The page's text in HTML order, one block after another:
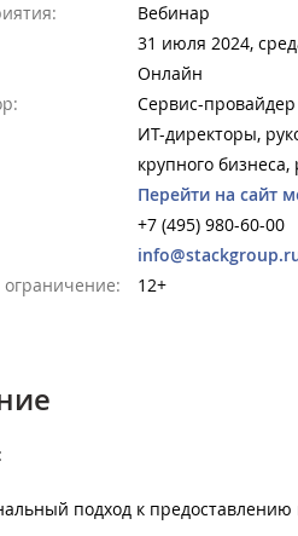
Вебинар
31 июля 2024,
Онлайн
Сервис-
ИТ-директоры,
крупного
Перейти на сайт
+7 (495) 980-60-00
ограничение:
12+
подход к